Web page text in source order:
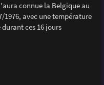
connue la Belgique au
1976, avec une température
ces 16 jours